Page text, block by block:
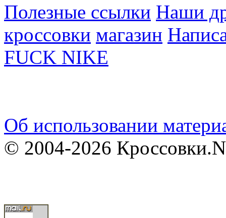
Полезные ссылки Наши
кроссовки магазин
FUCK NIKE
Об использовании
© 2004-2026